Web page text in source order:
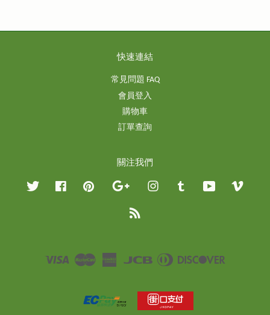
快速連結
常見問題 FAQ
會員登入
購物車
訂單查詢
關注我們
Twitter Facebook Pinterest Google InstagramTumblr YouTube
Visa Master
American
JCB
Diners